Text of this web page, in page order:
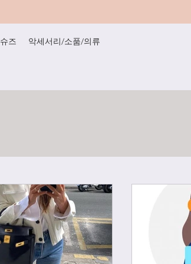
슈즈 악세서리/소품/의류